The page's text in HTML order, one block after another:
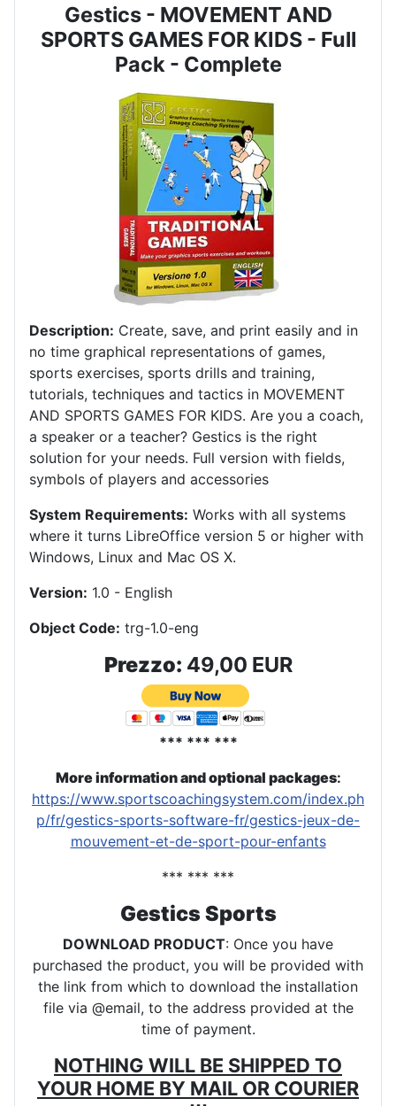
Gestics - MOVEMENT AND
SPORTS GAMES FOR KIDS - Full
Pack - Complete
Description: Create, save, and print easily and in
no time graphical representations of games,
sports exercises, sports drills and training,
tutorials, techniques and tactics in MOVEMENT
AND SPORTS GAMES FOR KIDS. Are you a coach,
a speaker or a teacher? Gestics is the right
solution for your needs. Full version with fields,
symbols of players and accessories
System Requirements: Works with all systems
where it turns LibreOffice version 5 or higher with
Windows, Linux and Mac OS X.
Version: 1.0 - English
Object Code: trg-1.0-eng
Prezzo: 49,00 EUR
*** *** ***
More information and optional packages:
https://www.sportscoachingsystem.com/index.ph
p/fr/gestics-sports-software-fr/gestics-jeux-de-
mouvement-et-de-sport-pour-enfants
*** *** ***
Gestics Sports
DOWNLOAD PRODUCT: Once you have
purchased the product, you will be provided with
the link from which to download the installation
file via @email, to the address provided at the
time of payment.
NOTHING WILL BE SHIPPED TO
YOUR HOME BY MAIL OR COURIER